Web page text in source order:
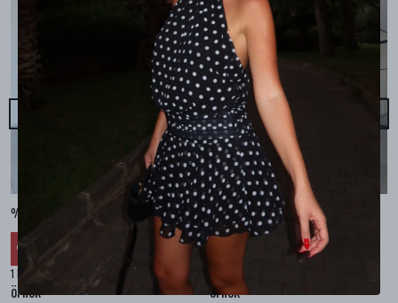
%100 KETEN CEPLİ ŞALVAR PANTOLON - Bej
% ₺ 1,609.99
1 Renk 4 Beden
örnek
%100 KETEN SALAŞ GÖMLEK - Bej
₺ 2,099.99
₺ 1,469.99
örnek